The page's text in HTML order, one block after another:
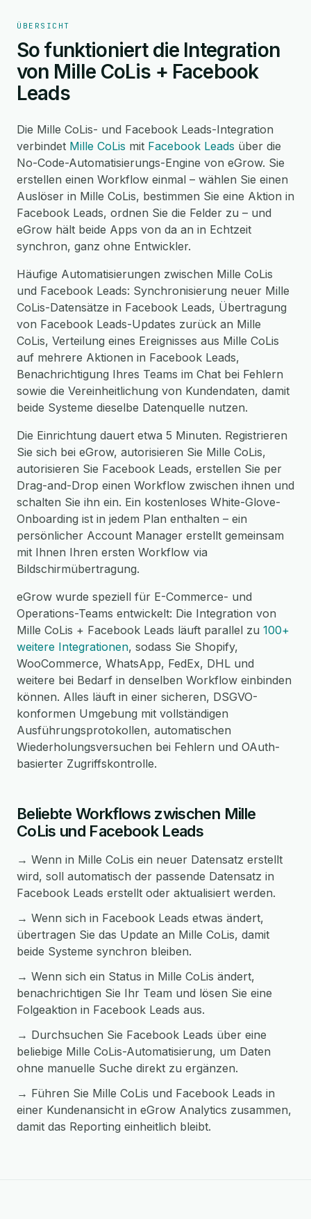
ÜBERSICHT
So funktioniert die Integration
von Mille CoLis + Facebook
Leads
Die Mille CoLis- und Facebook Leads-Integration
verbindet Mille CoLis mit Facebook Leads über die
No-Code-Automatisierungs-Engine von eGrow. Sie
erstellen einen Workflow einmal – wählen Sie einen
Auslöser in Mille CoLis, bestimmen Sie eine Aktion in
Facebook Leads, ordnen Sie die Felder zu – und
eGrow hält beide Apps von da an in Echtzeit
synchron, ganz ohne Entwickler.
Häufige Automatisierungen zwischen Mille CoLis
und Facebook Leads: Synchronisierung neuer Mille
CoLis-Datensätze in Facebook Leads, Übertragung
von Facebook Leads-Updates zurück an Mille
CoLis, Verteilung eines Ereignisses aus Mille CoLis
auf mehrere Aktionen in Facebook Leads,
Benachrichtigung Ihres Teams im Chat bei Fehlern
sowie die Vereinheitlichung von Kundendaten, damit
beide Systeme dieselbe Datenquelle nutzen.
Die Einrichtung dauert etwa 5 Minuten. Registrieren
Sie sich bei eGrow, autorisieren Sie Mille CoLis,
autorisieren Sie Facebook Leads, erstellen Sie per
Drag-and-Drop einen Workflow zwischen ihnen und
schalten Sie ihn ein. Ein kostenloses White-Glove-
Onboarding ist in jedem Plan enthalten – ein
persönlicher Account Manager erstellt gemeinsam
mit Ihnen Ihren ersten Workflow via
Bildschirmübertragung.
eGrow wurde speziell für E-Commerce- und
Operations-Teams entwickelt: Die Integration von
Mille CoLis + Facebook Leads läuft parallel zu 100+
weitere Integrationen, sodass Sie Shopify,
WooCommerce, WhatsApp, FedEx, DHL und
weitere bei Bedarf in denselben Workflow einbinden
können. Alles läuft in einer sicheren, DSGVO-
konformen Umgebung mit vollständigen
Ausführungsprotokollen, automatischen
Wiederholungsversuchen bei Fehlern und OAuth-
basierter Zugriffskontrolle.
Beliebte Workflows zwischen Mille
CoLis und Facebook Leads
→ Wenn in Mille CoLis ein neuer Datensatz erstellt
wird, soll automatisch der passende Datensatz in
Facebook Leads erstellt oder aktualisiert werden.
→ Wenn sich in Facebook Leads etwas ändert,
übertragen Sie das Update an Mille CoLis, damit
beide Systeme synchron bleiben.
→ Wenn sich ein Status in Mille CoLis ändert,
benachrichtigen Sie Ihr Team und lösen Sie eine
Folgeaktion in Facebook Leads aus.
→ Durchsuchen Sie Facebook Leads über eine
beliebige Mille CoLis-Automatisierung, um Daten
ohne manuelle Suche direkt zu ergänzen.
→ Führen Sie Mille CoLis und Facebook Leads in
einer Kundenansicht in eGrow Analytics zusammen,
damit das Reporting einheitlich bleibt.